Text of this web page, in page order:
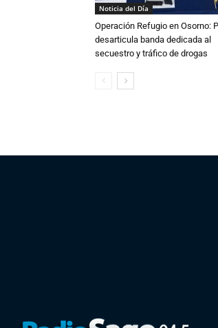
Noticia del Día
Operación Refugio en Osorno:
desarticula banda dedicada al
secuestro y tráfico de drogas